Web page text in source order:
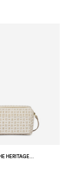
KAMERATASCHE HERITAGE PVC